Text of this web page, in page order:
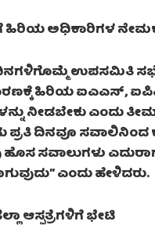
ಹಿರಿಯ ಅಧಿಕಾರಿಗಳ
ಉಪಸಮಿತಿ
ಹಿರಿಯ ಐಎಎಸ್,
ನೀಡಬೇಕು ಎಂದು
ಪ್ರತಿ ದಿನವೂ
ಸವಾಲುಗಳು
ಎಂದು ಹೇಳಿದರು.
ಆಸ್ಪತ್ರೆಗಳಿಗೆ ಭೇಟಿ